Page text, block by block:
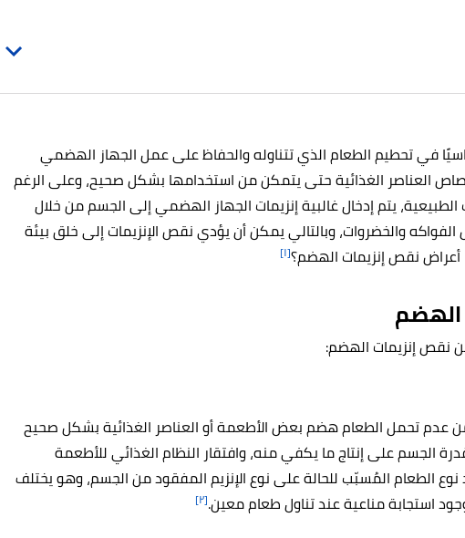
في تحطيم الطعام الذي تتناوله والحفاظ على عمل الجهاز الهضمي
العناصر الغذائية حتى يتمكن من استخدامها بشكل صحيح، وعلى الرغم
يتم إدخال غالبية إنزيمات الجهاز الهضمي إلى الجسم من خلال
والخضروات، وبالتالي يمكن أن يؤدي نقص الإنزيمات إلى خلق بيئة
نقص إنزيمات الهضم؟[١]
الهضم
نقص إنزيمات الهضم:
عدم تحمل الطعام هضم بعض الأطعمة أو العناصر الغذائية بشكل صحيح
الجسم على إنتاج ما يكفي منه، وافتقار النظام الغذائي للأطعمة
نوع الطعام المُسبّب للحالة على نوع الإنزيم المفقود من الجسم، وهو يختلف
استجابة مناعية عند تناول طعام معين.[٢]